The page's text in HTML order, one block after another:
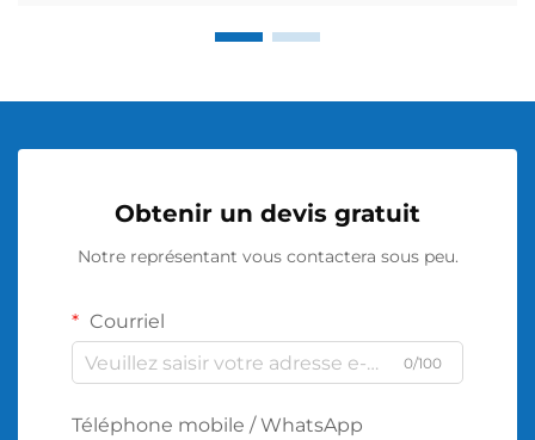
Obtenir un devis gratuit
Notre représentant vous contactera sous peu.
Courriel
0/100
Téléphone mobile / WhatsApp